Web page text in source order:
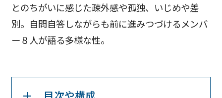
とのちがいに感じた疎外感や孤独、いじめや差
別。自問自答しながらも前に進みつづけるメンバ
ー８人が語る多様な性。